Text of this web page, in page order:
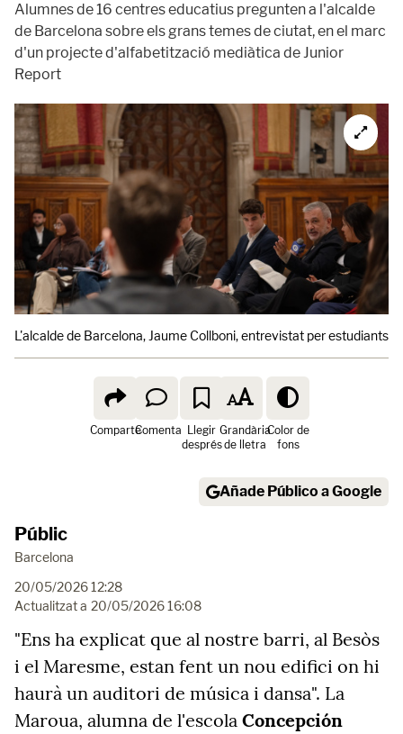
Alumnes de 16 centres educatius pregunten a l'alcalde
de Barcelona sobre els grans temes de ciutat, en el marc
d'un projecte d'alfabetització mediàtica de Junior
Report
L'alcalde de Barcelona, Jaume Collboni, entrevistat per estudiants
ComparteComenta Llegir
després
Grandària
de lletra
Color de
fons
Añade Público a Google
Públic
Barcelona
20/05/2026 12:28
Actualitzat a 20/05/2026 16:08
"Ens ha explicat que al nostre barri, al Besòs
i el Maresme, estan fent un nou edifici on hi
haurà un auditori de música i dansa". La
Maroua, alumna de l'escola Concepción